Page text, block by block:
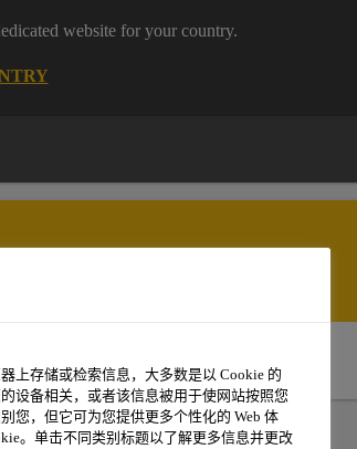
website for your country.
上存储或检索信息，大多数是以 Cookie 的
设备相关，或者该信息被用于使网站按照您
您，但它可为您提供更多个性化的 Web 体
。单击不同类别标题以了解更多信息并更改